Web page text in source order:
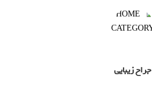
جراح زیبایی